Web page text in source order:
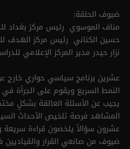
ضيوف الحلقة:
مناف الموسوي رئيس مركز بغداد
حسين الكناني رئيس مركز الهدف
نزار حيدر مدير المركز الإعلامي
عشرين برنامج سياسي حواري خارج
النمط السريع ويقوم على الجرأة في
يجيب عن الأسئلة العالقة بشكلٍ
المشاهد فرصة تلخيص الأحداث
عشرون سؤالاً يلخصون قراءة سريعة
ضيوف من صانعي القرار والقياديين